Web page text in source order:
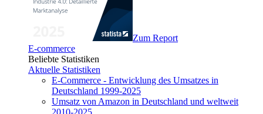
Zum Report
E-commerce
Beliebte Statistiken
Aktuelle Statistiken
E-Commerce - Entwicklung des Umsatzes in
Deutschland 1999-2025
Umsatz von Amazon in Deutschland und weltweit
2010-2025